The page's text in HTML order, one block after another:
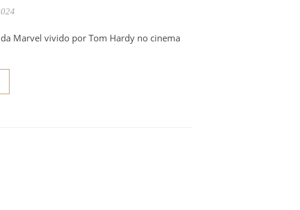
Marvel vivido por Tom Hardy no cinema